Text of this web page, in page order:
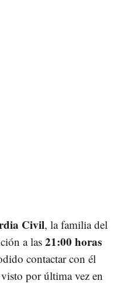
Civil, la familia del
a las 21:00 horas
contactar con él
por última vez en